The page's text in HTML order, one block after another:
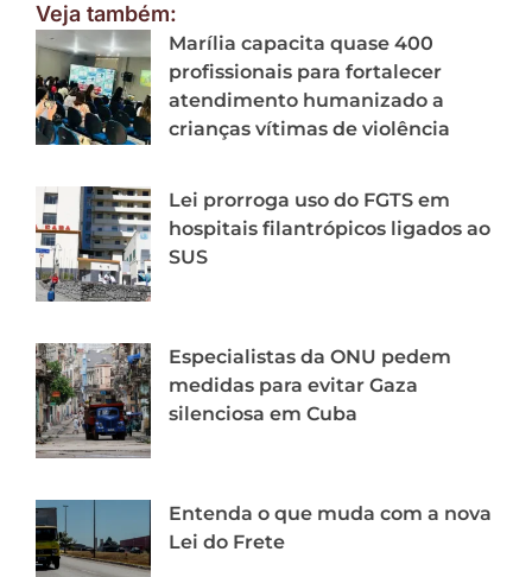
Veja também:
Marília capacita quase 400
profissionais para fortalecer
atendimento humanizado a
crianças vítimas de violência
Lei prorroga uso do FGTS em
hospitais filantrópicos ligados ao
SUS
Especialistas da ONU pedem
medidas para evitar Gaza
silenciosa em Cuba
Entenda o que muda com a nova
Lei do Frete